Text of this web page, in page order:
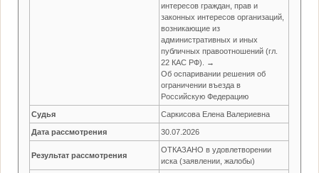
интересов граждан, прав и
законных интересов организаций,
возникающие из
административных и иных
публичных правоотношений (гл.
22 КАС РФ). →
Об оспаривании решения об
ограничении въезда в
Российскую Федерацию
Судья Саркисова Елена Валериевна
Дата рассмотрения 30.07.2026
Результат рассмотрения
ОТКАЗАНО в удовлетворении
иска (заявлении, жалобы)